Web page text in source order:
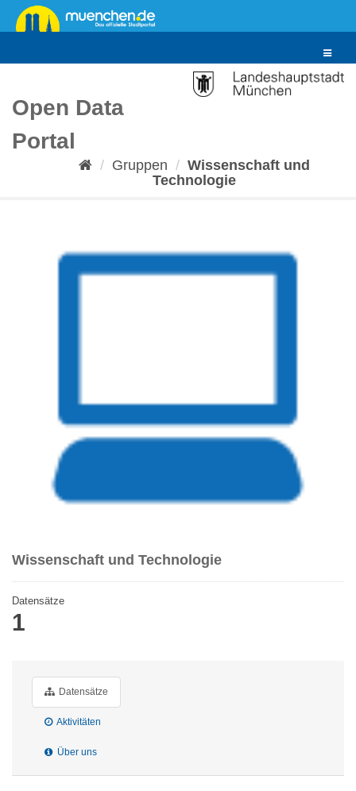
Überspringen
zum
Toggle
Open Data
Portal
Gruppen
Wissenschaft und
Technologie
Wissenschaft und Technologie
Datensätze
1
Datensätze
Aktivitäten
Über uns